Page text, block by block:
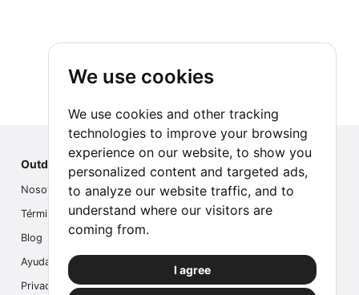
We use cookies
We use cookies and other tracking
technologies to improve your browsing
experience on our website, to show you
personalized content and targeted ads,
to analyze our website traffic, and to
understand where our visitors are
coming from.
I agree
Outdoor Index
Nosotros
Términos
Blog
Ayuda
Privacidad